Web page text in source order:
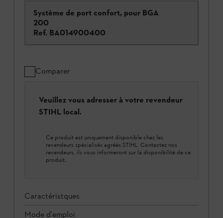
Système de port confort, pour BGA
200
Ref. BA014900400
Comparer
Veuillez vous adresser à votre revendeur
STIHL local.
Ce produit est uniquement disponible chez les
revendeurs spécialisés agréés STIHL. Contactez nos
revendeurs, ils vous informeront sur la disponibilité de ce
produit.
Caractéristques
Mode d'emploi